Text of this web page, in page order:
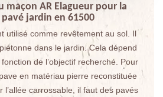
maçon AR Elagueur pour la
jardin en 61500
utilisé comme revêtement au sol. Il
dans le jardin. Cela dépend
de l’objectif recherché. Pour
en matériau pierre reconstituée
l’allée carrossable, il faut des pavés